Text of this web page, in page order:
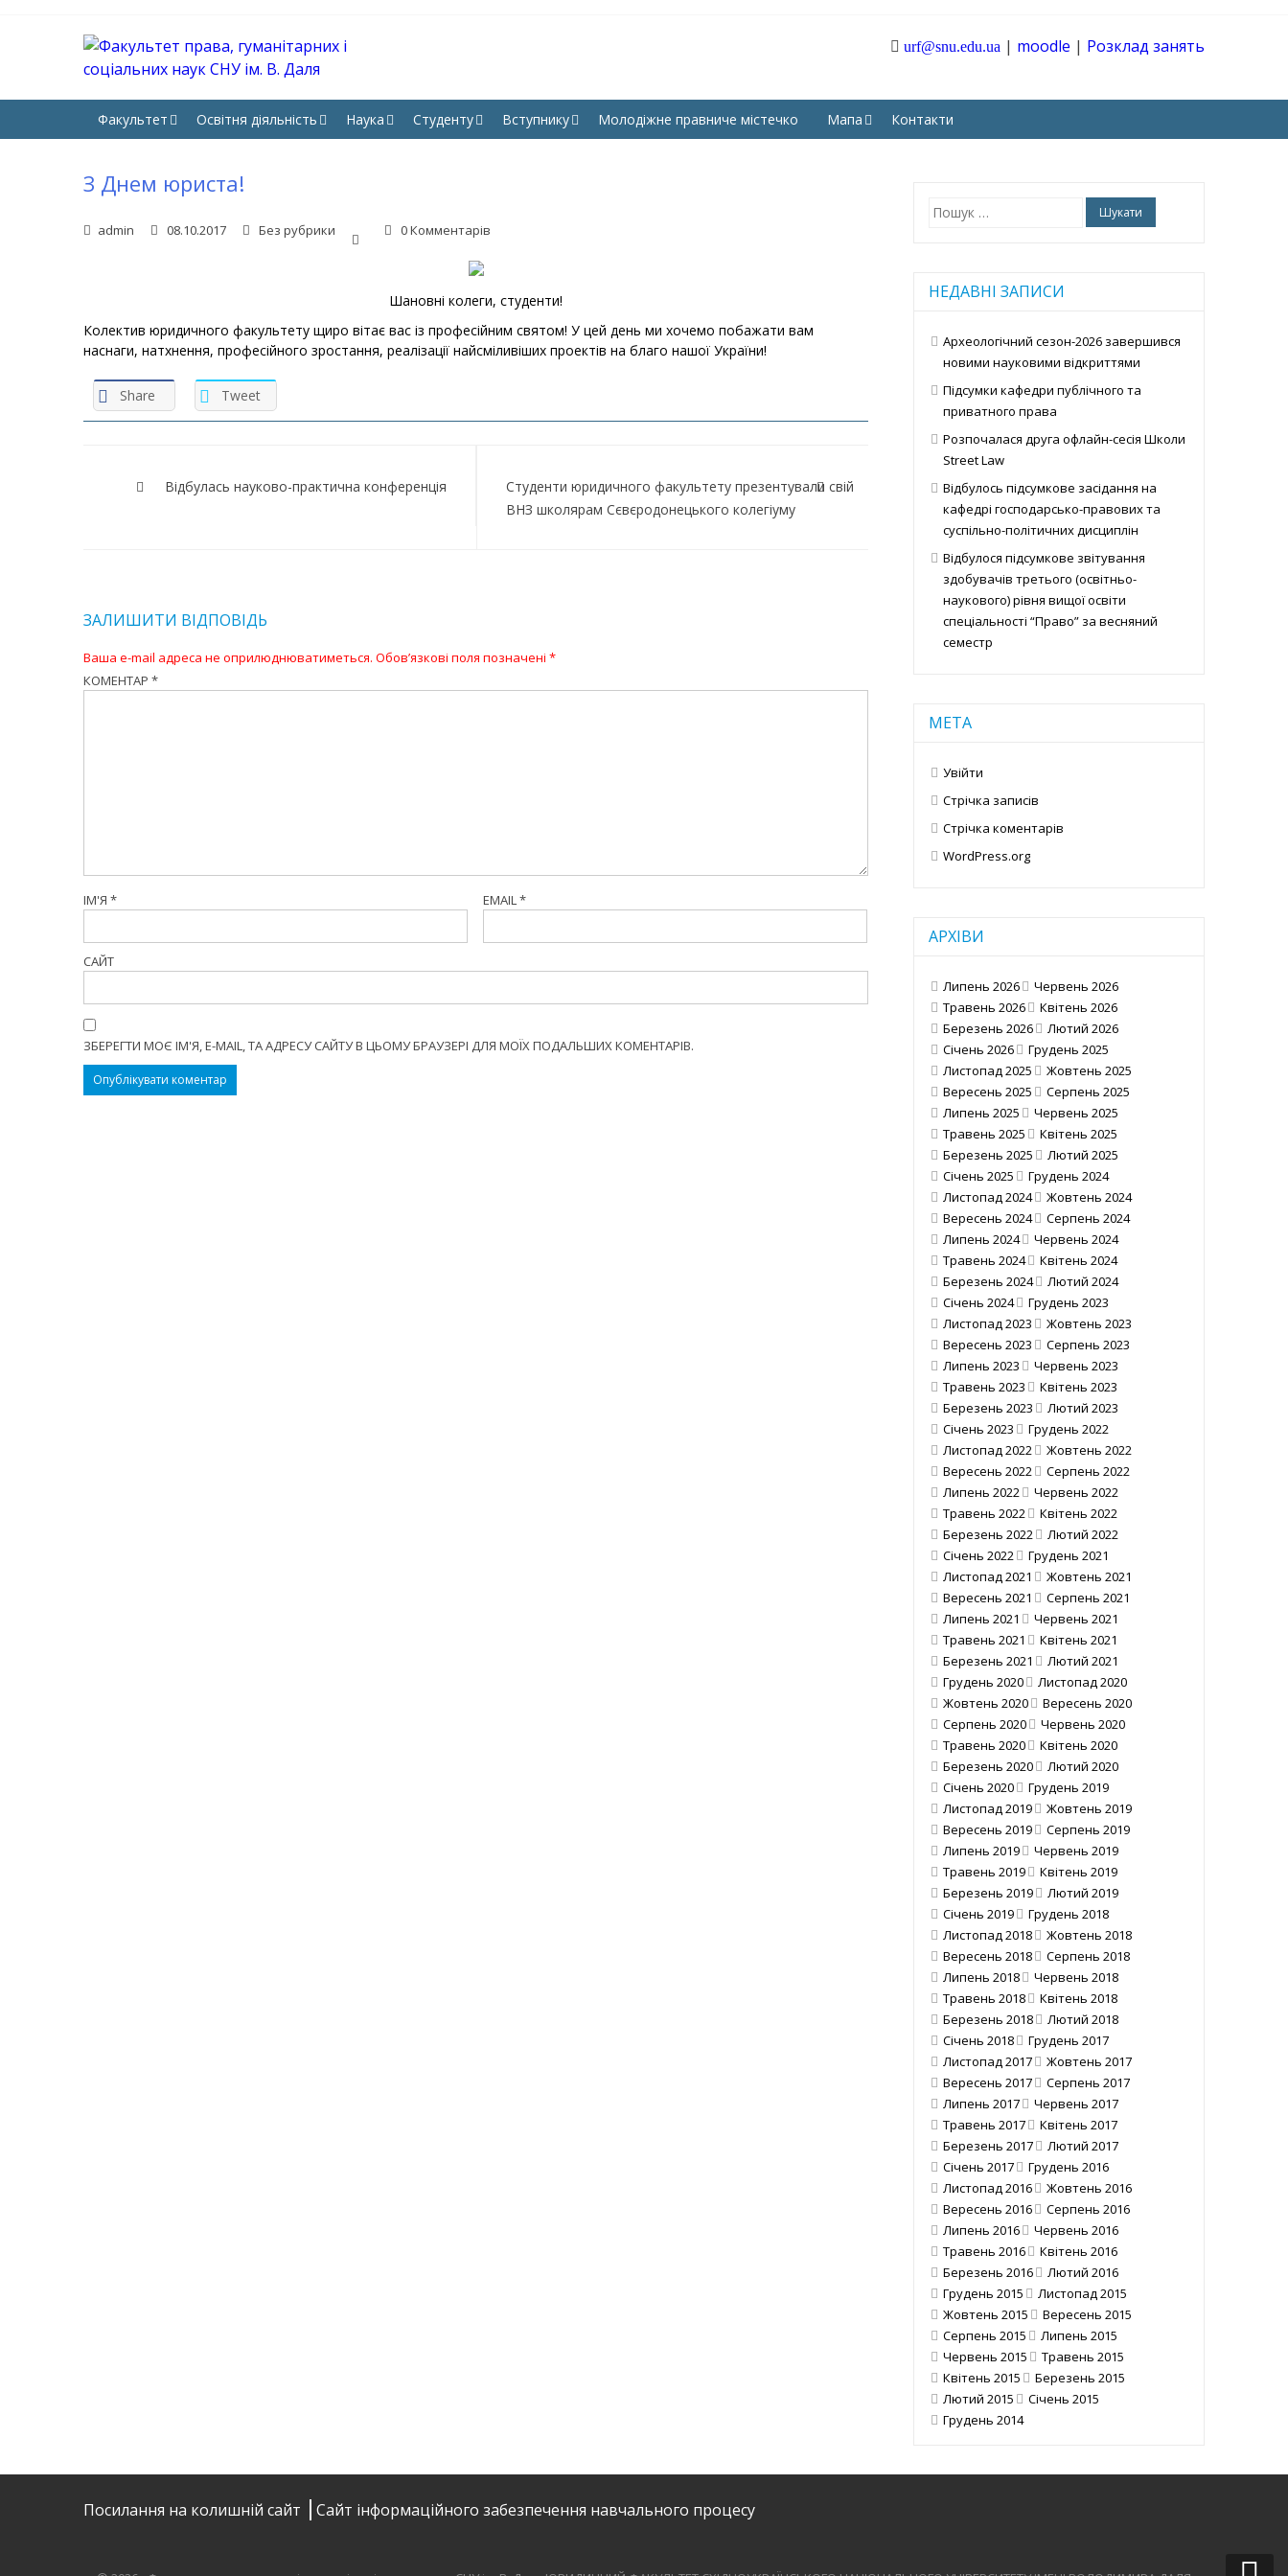
ФАКУЛЬТЕТ ПРАВА, ГУМАНІТАРНИХ І СОЦІАЛЬНИХ
НАУК СНУ ІМ. В. ДАЛЯ
urf@snu.edu.ua | moodle | Розклад занять
Факультет Освітня діяльність Наука Студенту Вступнику Молодіжне правниче містечко Мапа Контакти
З Днем юриста!
admin 08.10.2017 Без рубрики 0 Комментарів
Шановні колеги, студенти!
Колектив юридичного факультету щиро вітає вас із професійним святом! У цей день ми хочемо побажати вам
наснаги, натхнення, професійного зростання, реалізації найсміливіших проектів на благо нашої України!
Share Tweet
записівВідбулась науково-практична конференція
Студенти юридичного факультету презентували свій
ВНЗ школярам Сєвєродонецького колегіуму
ЗАЛИШИТИ ВІДПОВІДЬ
Ваша e-mail адреса не оприлюднюватиметься. Обов’язкові поля позначені *
КОМЕНТАР *
ІМ'Я * EMAIL*
САЙТ
ЗБЕРЕГТИ МОЄ ІМ'Я, E-MAIL, ТА АДРЕСУ САЙТУ В ЦЬОМУ БРАУЗЕРІ ДЛЯ МОЇХ ПОДАЛЬШИХ КОМЕНТАРІВ.
Пошук:
НЕДАВНІ ЗАПИСИ
Археологічний сезон-2026 завершився
новими науковими відкриттями
Підсумки кафедри публічного та
приватного права
Розпочалася друга офлайн-сесія Школи
Street Law
Відбулось підсумкове засідання на
кафедрі господарсько-правових та
суспільно-політичних дисциплін
Відбулося підсумкове звітування
здобувачів третього (освітньо-
наукового) рівня вищої освіти
спеціальності “Право” за весняний
семестр
МЕТА
Увійти
Стрічка записів
Стрічка коментарів
WordPress.org
АРХІВИ
Липень 2026
Червень 2026
Травень 2026
Квітень 2026
Березень 2026
Лютий 2026
Січень 2026
Грудень 2025
Листопад 2025
Жовтень 2025
Вересень 2025
Серпень 2025
Липень 2025
Червень 2025
Травень 2025
Квітень 2025
Березень 2025
Лютий 2025
Січень 2025
Грудень 2024
Листопад 2024
Жовтень 2024
Вересень 2024
Серпень 2024
Липень 2024
Червень 2024
Травень 2024
Квітень 2024
Березень 2024
Лютий 2024
Січень 2024
Грудень 2023
Листопад 2023
Жовтень 2023
Вересень 2023
Серпень 2023
Липень 2023
Червень 2023
Травень 2023
Квітень 2023
Березень 2023
Лютий 2023
Січень 2023
Грудень 2022
Листопад 2022
Жовтень 2022
Вересень 2022
Серпень 2022
Липень 2022
Червень 2022
Травень 2022
Квітень 2022
Березень 2022
Лютий 2022
Січень 2022
Грудень 2021
Листопад 2021
Жовтень 2021
Вересень 2021
Серпень 2021
Липень 2021
Червень 2021
Травень 2021
Квітень 2021
Березень 2021
Лютий 2021
Грудень 2020
Листопад 2020
Жовтень 2020
Вересень 2020
Серпень 2020
Червень 2020
Травень 2020
Квітень 2020
Березень 2020
Лютий 2020
Січень 2020
Грудень 2019
Листопад 2019
Жовтень 2019
Вересень 2019
Серпень 2019
Липень 2019
Червень 2019
Травень 2019
Квітень 2019
Березень 2019
Лютий 2019
Січень 2019
Грудень 2018
Листопад 2018
Жовтень 2018
Вересень 2018
Серпень 2018
Липень 2018
Червень 2018
Травень 2018
Квітень 2018
Березень 2018
Лютий 2018
Січень 2018
Грудень 2017
Листопад 2017
Жовтень 2017
Вересень 2017
Серпень 2017
Липень 2017
Червень 2017
Травень 2017
Квітень 2017
Березень 2017
Лютий 2017
Січень 2017
Грудень 2016
Листопад 2016
Жовтень 2016
Вересень 2016
Серпень 2016
Липень 2016
Червень 2016
Травень 2016
Квітень 2016
Березень 2016
Лютий 2016
Грудень 2015
Листопад 2015
Жовтень 2015
Вересень 2015
Серпень 2015
Липень 2015
Червень 2015
Травень 2015
Квітень 2015
Березень 2015
Лютий 2015
Січень 2015
Грудень 2014
Посилання на колишній сайт Сайт інформаційного забезпечення навчального процесу